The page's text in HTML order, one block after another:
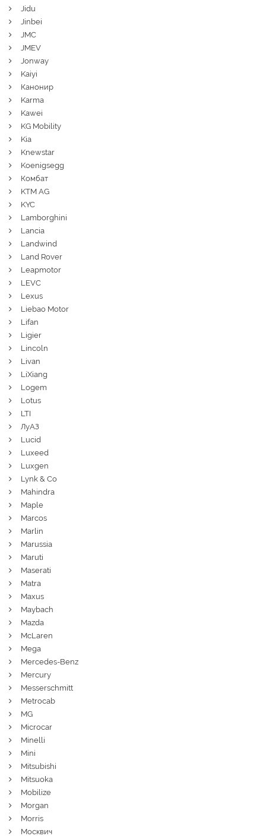
Jidu
Jinbei
JMC
JMEV
Jonway
Kaiyi
Канонир
Karma
Kawei
KG Mobility
Kia
Knewstar
Koenigsegg
Комбат
KTM AG
KYC
Lamborghini
Lancia
Landwind
Land Rover
Leapmotor
LEVC
Lexus
Liebao Motor
Lifan
Ligier
Lincoln
Livan
LiXiang
Logem
Lotus
LTI
ЛуАЗ
Lucid
Luxeed
Luxgen
Lynk & Co
Mahindra
Maple
Marcos
Marlin
Marussia
Maruti
Maserati
Matra
Maxus
Maybach
Mazda
McLaren
Mega
Mercedes-Benz
Mercury
Messerschmitt
Metrocab
MG
Microcar
Minelli
Mini
Mitsubishi
Mitsuoka
Mobilize
Morgan
Morris
Москвич